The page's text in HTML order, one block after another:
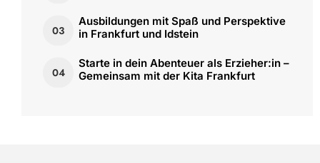
03
Ausbildungen mit Spaß und Perspektive
in Frankfurt und Idstein
04
Starte in dein Abenteuer als Erzieher:in –
Gemeinsam mit der Kita Frankfurt